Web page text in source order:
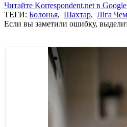
Читайте Korrespondent.net в
ТЕГИ: Болонья, Шахтар, Ліга
Если вы заметили ошибку,